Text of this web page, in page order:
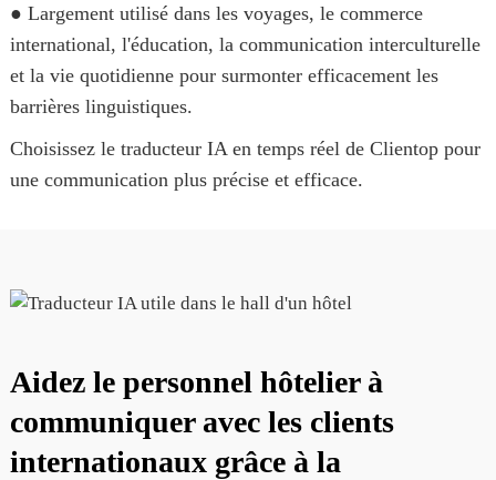
● Largement utilisé dans les voyages, le commerce
international, l'éducation, la communication interculturelle
et la vie quotidienne pour surmonter efficacement les
barrières linguistiques.
Choisissez le traducteur IA en temps réel de Clientop pour
une communication plus précise et efficace.
Aidez le personnel hôtelier à
communiquer avec les clients
internationaux grâce à la